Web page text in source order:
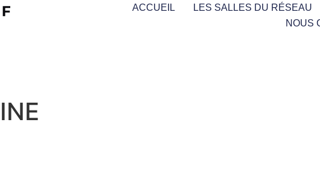
ACCUEIL LES SALLES DU RÉSEAU
NOUS